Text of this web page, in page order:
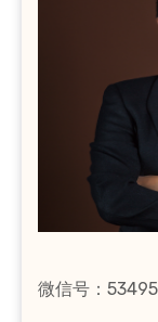
微信号：